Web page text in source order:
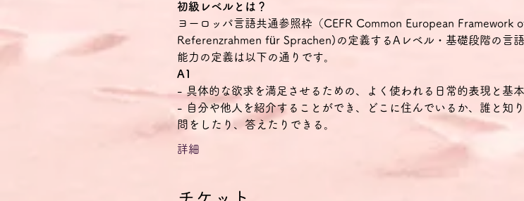
初級レベルとは？
ヨーロッパ言語共通参照枠（CEFR Common European
Referenzrahmen für Sprachen)の定義するAレベル・基礎段階の言
能力の定義は以下の通りです。
A1
- 具体的な欲求を満足させるための、よく使われる日常的表現と基
- 自分や他人を紹介することができ、どこに住んでいるか、誰と知
問をしたり、答えたりできる。
詳細